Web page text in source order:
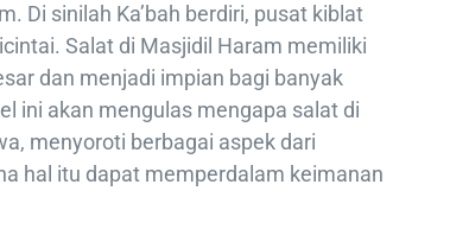
Di sinilah Ka’bah berdiri, pusat kiblat
Salat di Masjidil Haram memiliki
dan menjadi impian bagi banyak
ini akan mengulas mengapa salat di
menyoroti berbagai aspek dari
hal itu dapat memperdalam keimanan